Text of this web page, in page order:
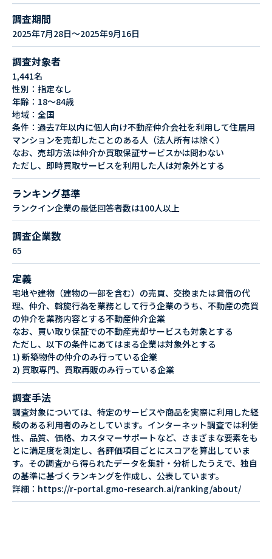
調査期間
2025年7月28日～2025年9月16日
調査対象者
1,441名
性別：指定なし
年齢：18～84歳
地域：全国
条件：過去7年以内に個人向け不動産仲介会社を利用して住居用
マンションを売却したことのある人（法人所有は除く）
なお、売却方法は仲介か買取保証サービスかは問わない
ただし、即時買取サービスを利用した人は対象外とする
ランキング基準
ランクイン企業の最低回答者数は100人以上
調査企業数
65
定義
宅地や建物（建物の一部を含む）の売買、交換または貸借の代
理、仲介、斡旋行為を業務として行う企業のうち、不動産の売買
の仲介を業務内容とする不動産仲介企業
なお、買い取り保証での不動産売却サービスも対象とする
ただし、以下の条件にあてはまる企業は対象外とする
1) 新築物件の仲介のみ行っている企業
2) 買取専門、買取再販のみ行っている企業
調査手法
調査対象については、特定のサービスや商品を実際に利用した経
験のある利用者のみとしています。インターネット調査では利便
性、品質、価格、カスタマーサポートなど、さまざまな要素をも
とに満足度を測定し、各評価項目ごとにスコアを算出していま
す。その調査から得られたデータを集計・分析したうえで、独自
の基準に基づくランキングを作成し、公表しています。
詳細：https://r-portal.gmo-research.ai/ranking/about/